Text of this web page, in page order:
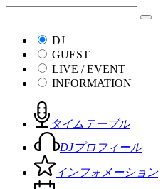
DJ
GUEST
LIVE / EVENT
INFORMATION
タイムテーブル
DJプロフィール
インフォメーション